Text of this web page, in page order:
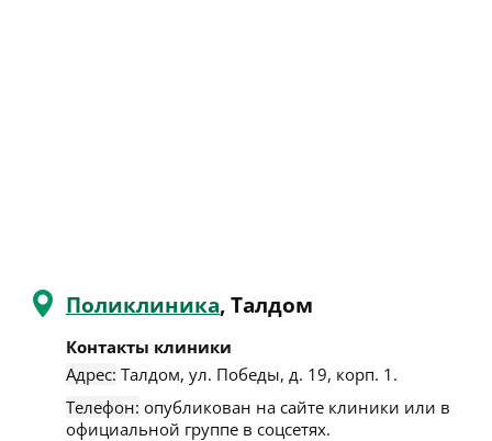
Поликлиника, Талдом
Контакты клиники
Адрес: Талдом, ул. Победы, д. 19, корп. 1 .
Телефон: опубликован на сайте клиники или в
официальной группе в соцсетях.